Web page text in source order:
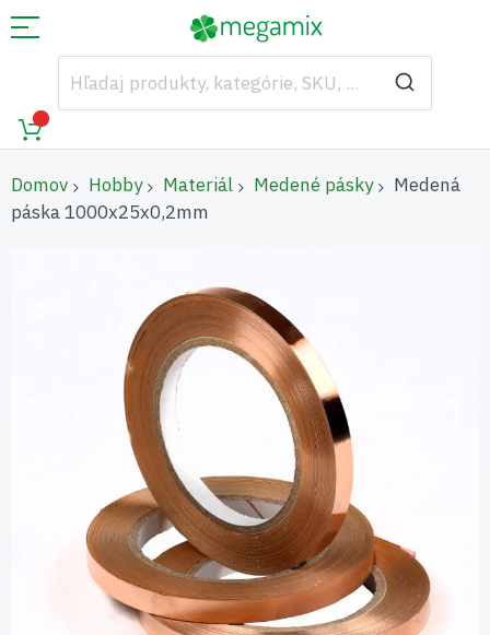
Domov Hobby Materiál Medené pásky
Medená
páska 1000x25x0,2mm